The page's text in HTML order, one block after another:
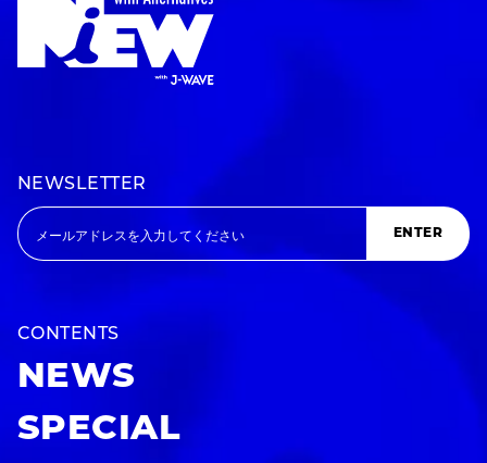
NEWSLETTER
ENTER
CONTENTS
NEWS
SPECIAL